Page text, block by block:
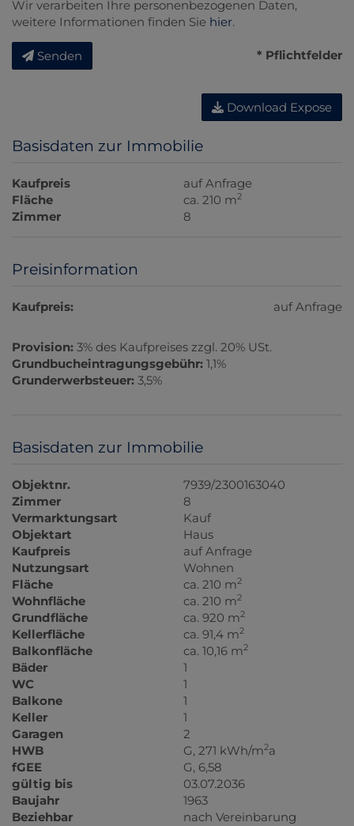
Wir verarbeiten Ihre personenbezogenen Daten,
weitere Informationen finden Sie hier.
Senden * Pflichtfelder
Download Expose
Basisdaten zur Immobilie
Kaufpreis
auf Anfrage
Fläche
ca. 210 m2
Zimmer 8
Preisinformation
Kaufpreis: auf Anfrage
Provision: 3% des Kaufpreises zzgl. 20% USt.
Grundbucheintragungsgebühr: 1,1%
Grunderwerbsteuer: 3,5%
Basisdaten zur Immobilie
Objektnr.
7939/2300163040
Zimmer
8
Vermarktungsart
Kauf
Objektart
Haus
Kaufpreis
auf Anfrage
Nutzungsart
Wohnen
Fläche
ca. 210 m2
Wohnfläche ca. 210 m2
Grundfläche ca. 920 m2
Kellerfläche ca. 91,4 m2
Balkonfläche ca. 10,16 m2
Bäder
1
WC
1
Balkone
1
Keller
1
Garagen
2
HWB
G, 271 kWh/m2a
fGEE
G, 6,58
gültig bis
03.07.2036
Baujahr
1963
Beziehbar
nach Vereinbarung